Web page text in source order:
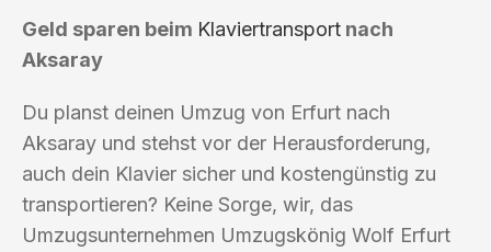
Geld sparen beim Klaviertransport nach
Aksaray
Du planst deinen Umzug von Erfurt nach
Aksaray und stehst vor der Herausforderung,
auch dein Klavier sicher und kostengünstig zu
transportieren? Keine Sorge, wir, das
Umzugsunternehmen Umzugskönig Wolf Erfurt